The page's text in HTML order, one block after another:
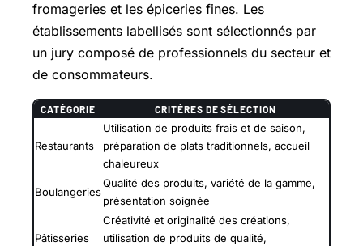
fromageries et les épiceries fines. Les
établissements labellisés sont sélectionnés par
un jury composé de professionnels du secteur et
de consommateurs.
CATÉGORIE CRITÈRES DE SÉLECTION
Restaurants
Utilisation de produits frais et de saison,
préparation de plats traditionnels, accueil
chaleureux
Boulangeries
Qualité des produits, variété de la gamme,
présentation soignée
Pâtisseries
Créativité et originalité des créations,
utilisation de produits de qualité,